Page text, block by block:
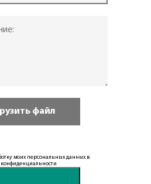
моих персональных данных в